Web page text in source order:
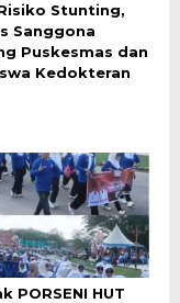
Stunting,
Sanggona
Puskesmas dan
Kedokteran
PORSENI HUT